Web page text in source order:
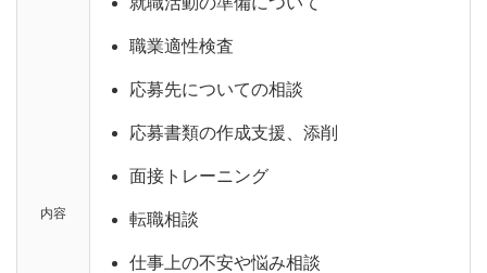
内容
職業適性検査
応募先についての相談
応募書類の作成支援、添削
面接トレーニング
転職相談
仕事上の不安や悩み相談